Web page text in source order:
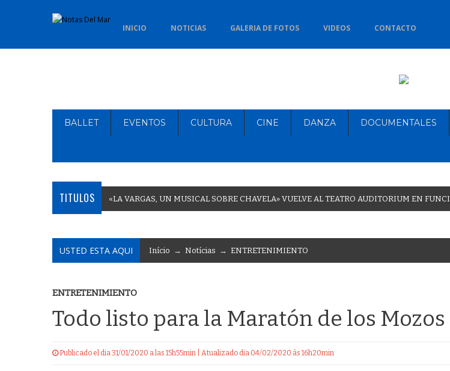
INICIO NOTICIAS GALERIA DE FOTOS VIDEOS CONTACTO
BALLET EVENTOS CULTURA CINE DANZA DOCUMENTALES
TITULOS «LA VARGAS, UN MUSICAL SOBRE CHAVELA» VUELVE AL TEATRO AUDITORIUM EN FUNCI
USTED ESTA AQUI Início → Notícias → ENTRETENIMIENTO
ENTRETENIMIENTO
Todo listo para la Maratón de los Mozos
Publicado el dia 31/01/2020 a las 15h55min | Atualizado dia 04/02/2020 às 16h20min